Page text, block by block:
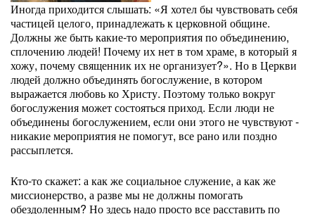
Иногда приходится слышать: «Я хотел бы чувствовать себя
частицей целого, принадлежать к церковной общине.
Должны же быть какие-то мероприятия по объединению,
сплочению людей! Почему их нет в том храме, в который я
хожу, почему священник их не организует?». Но в Церкви
людей должно объединять богослужение, в котором
выражается любовь ко Христу. Поэтому только вокруг
богослужения может состояться приход. Если люди не
объединены богослужением, если они этого не чувствуют -
никакие мероприятия не помогут, все рано или поздно
рассыплется.
Кто-то скажет: а как же социальное служение, а как же
миссионерство, а разве мы не должны помогать
обездоленным? Но здесь надо просто все расставить по